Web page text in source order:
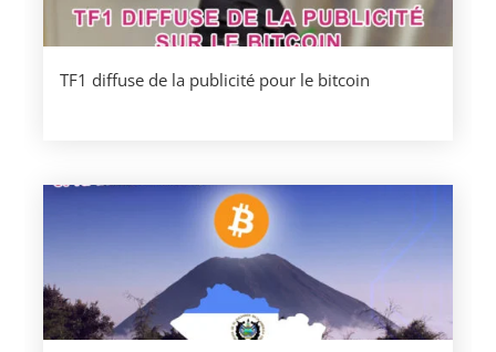
TF1 diffuse de la publicité pour le bitcoin